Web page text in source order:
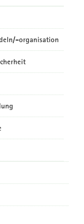
organisation